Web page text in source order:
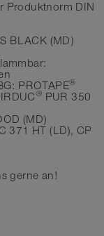
Produktnorm DIN
BLACK (MD)
PROTAPE®
® PUR 350
(MD)
371 HT (LD), CP
gerne an!